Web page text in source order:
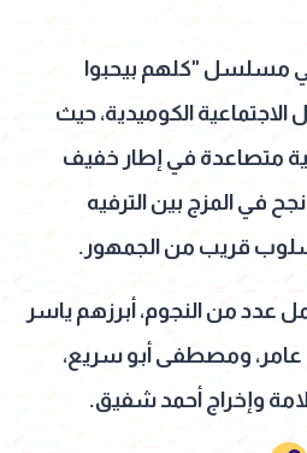
مسلسل "كلهم بيحبوا
الاجتماعية الكوميدية، حيث
متصاعدة في إطار خفيف
في المزج بين الترفيه
قريب من الجمهور.
عدد من النجوم، أبرزهم ياسر
عامر، ومصطفى أبو سريع،
وإخراج أحمد شفيق.